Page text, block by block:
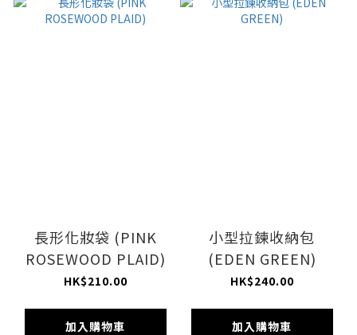
長形化妝袋 (PINK
ROSEWOOD PLAID)
HK$210.00
加入購物車
小型拉鍊收納包
(EDEN GREEN)
HK$240.00
加入購物車